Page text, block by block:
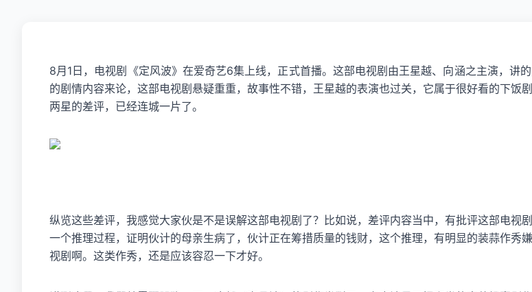
8月1日，电视剧《定风波》在爱奇艺6集上线，正式首播。这部电视剧由王星越、向涵之主演，讲
的剧情内容来论，这部电视剧悬疑重重，故事性不错，王星越的表演也过关，它属于很好看的下
两星的差评，已经连城一片了。
纵览这些差评，我感觉大家伙是不是误解这部电视剧了？比如说，差评内容当中，有批评这部电
一个推理过程，证明伙计的母亲生病了，伙计正在筹措质量的钱财，这个推理，有明显的装蒜作
视剧啊。这类作秀，还是应该容忍一下才好。